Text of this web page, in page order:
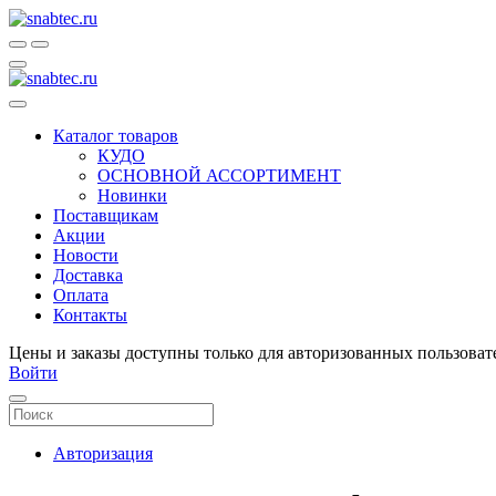
Каталог товаров
КУДО
ОСНОВНОЙ АССОРТИМЕНТ
Новинки
Поставщикам
Акции
Новости
Доставка
Оплата
Контакты
Цены и заказы доступны только для авторизованных
Войти
Авторизация